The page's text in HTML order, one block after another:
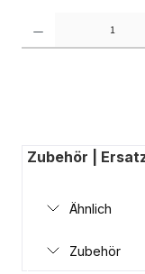
Zubehör |
Ähnlich
Zubehör